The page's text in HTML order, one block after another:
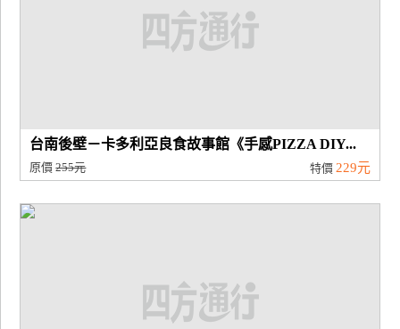
台南後壁－卡多利亞良食故事館《手感PIZZA DIY...
原價255元 特價 229元